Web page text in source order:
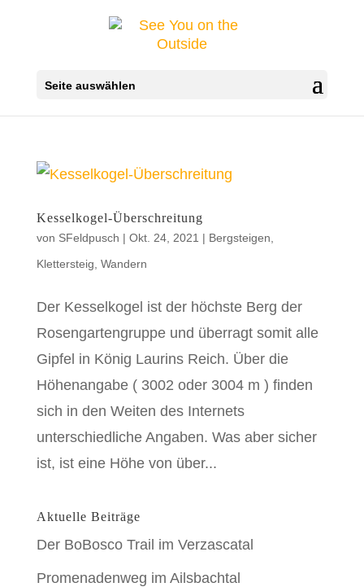
Seite auswählen
Kesselkogel-Überschreitung
von SFeldpusch | Okt. 24, 2021 | Bergsteigen
Klettersteig Wandern
Der Kesselkogel ist der höchste Berg der
Rosengartengruppe und überragt somit alle
Gipfel in König Laurins Reich. Über die
Höhenangabe ( 3002 oder 3004 m ) finden
sich in den Weiten des Internets
unterschiedliche Angaben. Was aber sicher
ist, ist eine Höhe von über...
Aktuelle Beiträge
Der BoBosco Trail im Verzascatal
Promenadenweg im Ailsbachtal